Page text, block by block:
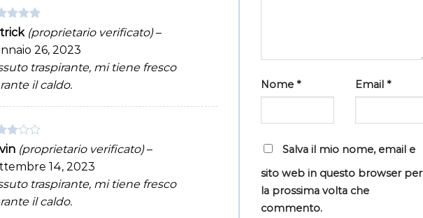
5
(proprietario verificato) –
26, 2023
traspirante, mi tiene fresco
il caldo.
(proprietario verificato) –
14, 2023
traspirante, mi tiene fresco
il caldo.
Nome * Email *
Salva il mio nome, email e
sito web in questo browser per
la prossima volta che
commento.